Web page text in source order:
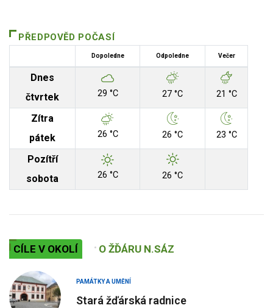
PŘEDPOVĚD POČASÍ
Dopoledne Odpoledne Večer
Dnes
čtvrtek
29 °C 27 °C 21 °C
Zítra
pátek
26 °C 26 °C 23 °C
Pozítří
sobota
26 °C 26 °C
CÍLE V OKOLÍ O ŽĎÁRU N.SÁZ
PAMÁTKY A UMĚNÍ
Stará žďárská radnice